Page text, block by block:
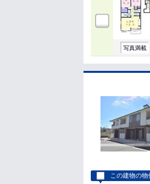
写真満載
この建物の